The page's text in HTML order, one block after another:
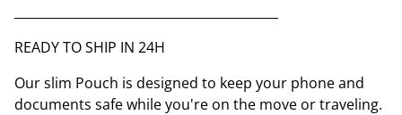
READY TO SHIP IN 24H
Our slim Pouch is designed to keep your phone and
documents safe while you're on the move or traveling.